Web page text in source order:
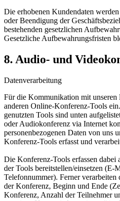
Die erhobenen Kundendaten
oder Beendigung der
bestehenden gesetzlichen
Gesetzliche Aufbewahrungsfristen
8. Audio- und
Datenverarbeitung
Für die Kommunikation mit unseren
anderen Online-Konferenz-Tools
genutzten Tools sind unten
oder Audiokonferenz via Internet
personenbezogenen Daten von uns
Konferenz-Tools erfasst und
Die Konferenz-Tools erfassen
der Tools bereitstellen/einsetzen (E-
Telefonnummer). Ferner
der Konferenz, Beginn und Ende
Konferenz, Anzahl der Teilnehmer